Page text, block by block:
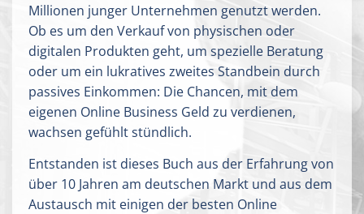
Millionen junger Unternehmen genutzt werden.
Ob es um den Verkauf von physischen oder
digitalen Produkten geht, um spezielle Beratung
oder um ein lukratives zweites Standbein durch
passives Einkommen: Die Chancen, mit dem
eigenen Online Business Geld zu verdienen,
wachsen gefühlt stündlich.
Entstanden ist dieses Buch aus der Erfahrung von
über 10 Jahren am deutschen Markt und aus dem
Austausch mit einigen der besten Online